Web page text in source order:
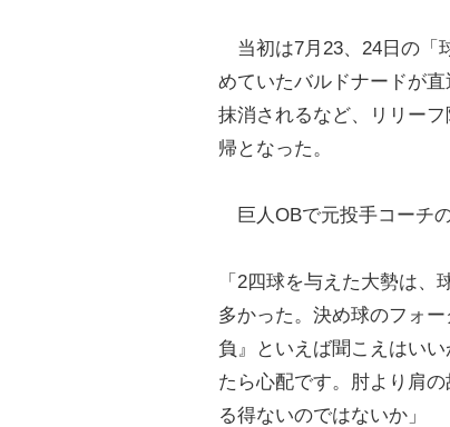
当初は7月23、24日の「
めていたバルドナードが
抹消されるなど、リリー
帰となった。
巨人OBで元投手コーチ
「2四球を与えた大勢は
多かった。決め球のフォ
負』といえば聞こえはい
たら心配です。肘より肩
る得ないのではないか」